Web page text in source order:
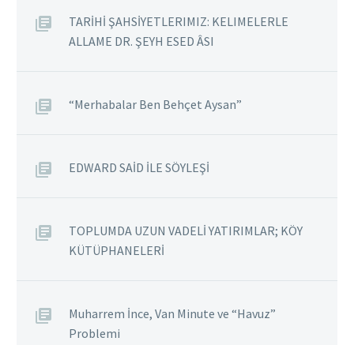
TARİHİ ŞAHSİYETLERIMIZ: KELIMELERLE
ALLAME DR. ŞEYH ESED ÂSI
“Merhabalar Ben Behçet Aysan”
EDWARD SAİD İLE SÖYLEŞİ
TOPLUMDA UZUN VADELİ YATIRIMLAR; KÖY
KÜTÜPHANELERİ
Muharrem İnce, Van Minute ve “Havuz”
Problemi